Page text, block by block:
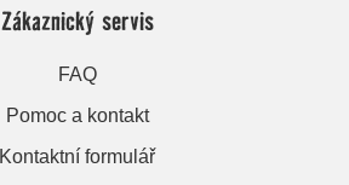
Zákaznický servis
FAQ
Pomoc a kontakt
Kontaktní formulář